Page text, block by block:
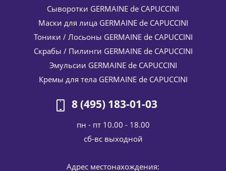
Сыворотки GERMAINE de CAPUCCINI
Маски для лица GERMAINE de CAPUCCINI
Тоники / Лосьоны GERMAINE de CAPUCCINI
Скрабы / Пилинги GERMAINE de CAPUCCINI
Эмульсии GERMAINE de CAPUCCINI
Кремы для тела GERMAINE de CAPUCCINI
8 (495) 183-01-03
пн - пт 10.00 - 18.00
cб-вс выходной
Адрес местонахождения: